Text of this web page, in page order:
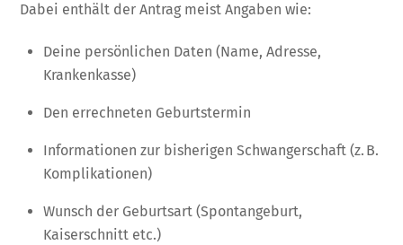
Dabei enthält der Antrag meist Angaben wie:
Deine persönlichen Daten (Name, Adresse,
Krankenkasse)
Den errechneten Geburtstermin
Informationen zur bisherigen Schwangerschaft (z. B.
Komplikationen)
Wunsch der Geburtsart (Spontangeburt,
Kaiserschnitt etc.)